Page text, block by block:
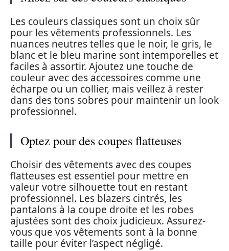
Les couleurs classiques sont un choix sûr
pour les vêtements professionnels. Les
nuances neutres telles que le noir, le gris, le
blanc et le bleu marine sont intemporelles et
faciles à assortir. Ajoutez une touche de
couleur avec des accessoires comme une
écharpe ou un collier, mais veillez à rester
dans des tons sobres pour maintenir un look
professionnel.
Optez pour des coupes flatteuses
Choisir des vêtements avec des coupes
flatteuses est essentiel pour mettre en
valeur votre silhouette tout en restant
professionnel. Les blazers cintrés, les
pantalons à la coupe droite et les robes
ajustées sont des choix judicieux. Assurez-
vous que vos vêtements sont à la bonne
taille pour éviter l’aspect négligé.